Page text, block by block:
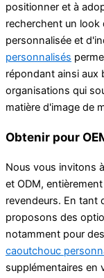
positionner et à
recherchent un
personnalisée et
personnalisés
répondant ainsi aux
organisations qui
matière d'image de
Obtenir pour
Nous vous invitons
et ODM,
revendeurs. En tant
proposons des
notamment pour
caoutchouc
supplémentaires en